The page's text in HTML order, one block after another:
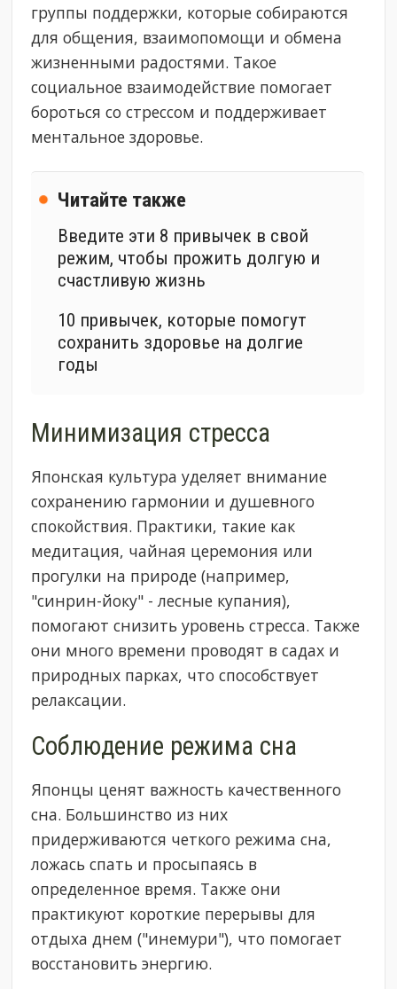
группы поддержки, которые собираются
для общения, взаимопомощи и обмена
жизненными радостями. Такое
социальное взаимодействие помогает
бороться со стрессом и поддерживает
ментальное здоровье.
Читайте также
Введите эти 8 привычек в свой
режим, чтобы прожить долгую и
счастливую жизнь
10 привычек, которые помогут
сохранить здоровье на долгие
годы
Минимизация стресса
Японская культура уделяет внимание
сохранению гармонии и душевного
спокойствия. Практики, такие как
медитация, чайная церемония или
прогулки на природе (например,
"синрин-йоку" - лесные купания),
помогают снизить уровень стресса. Также
они много времени проводят в садах и
природных парках, что способствует
релаксации.
Соблюдение режима сна
Японцы ценят важность качественного
сна. Большинство из них
придерживаются четкого режима сна,
ложась спать и просыпаясь в
определенное время. Также они
практикуют короткие перерывы для
отдыха днем ("инемури"), что помогает
восстановить энергию.